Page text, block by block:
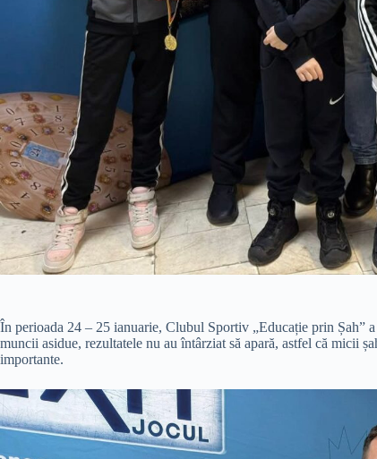
În perioada 24 – 25 ianuarie, Clubul Sportiv „Educație prin Șah”
muncii asidue, rezultatele nu au întârziat să apară, astfel că micii
importante.